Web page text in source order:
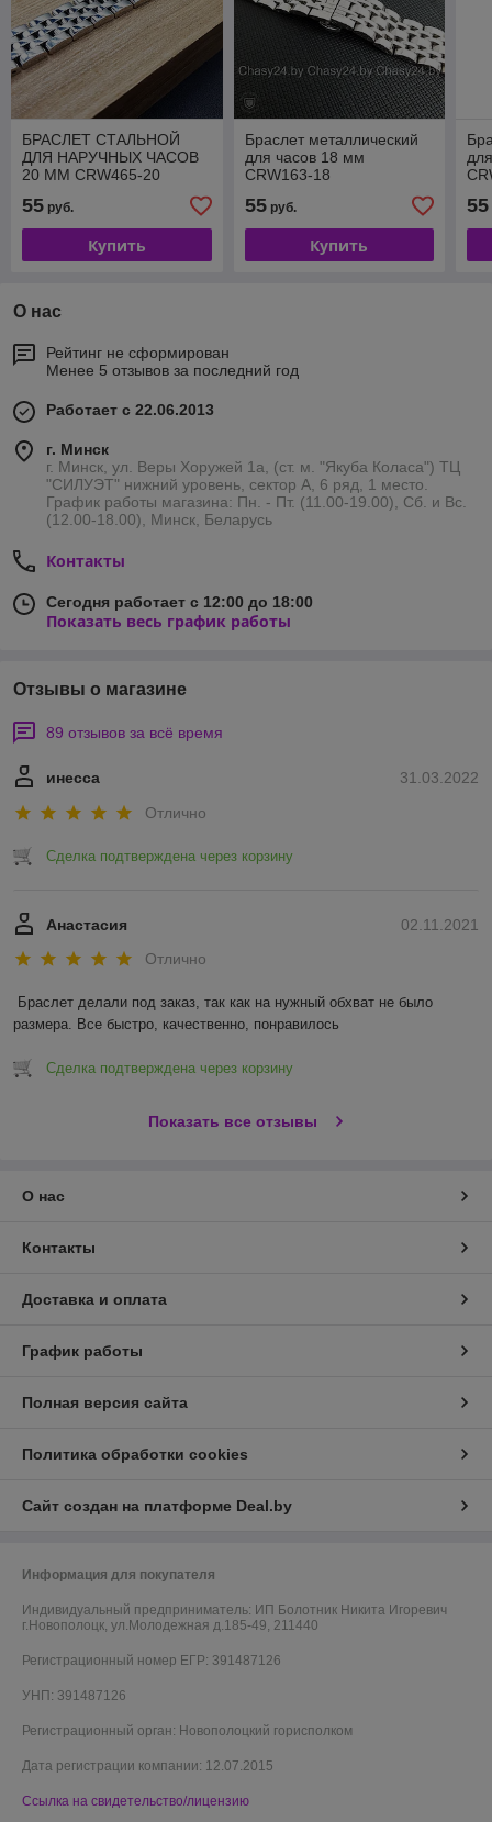
БРАСЛЕТ СТАЛЬНОЙ
ДЛЯ НАРУЧНЫХ ЧАСОВ
20 ММ CRW465-20
55 руб.
Купить
Браслет металлический
для часов 18 мм
CRW163-18
55руб.
Купить
55
О нас
Рейтинг не сформирован
Менее 5 отзывов за последний год
Работает с 22.06.2013
г. Минск
г. Минск, ул. Веры Хоружей 1а, (ст. м. "Якуба Коласа") ТЦ
"СИЛУЭТ" нижний уровень, сектор А, 6 ряд, 1 место.
График работы магазина: Пн. - Пт. (11.00-19.00), Сб. и Вс.
(12.00-18.00), Минск, Беларусь
Контакты
Сегодня работает с 12:00 до 18:00
Показать весь график работы
Отзывы о магазине
89 отзывов за всё время
31.03.2022
инесса
Отлично
Сделка подтверждена через корзину
02.11.2021
Анастасия
Отлично
Браслет делали под заказ, так как на нужный обхват не было
размера. Все быстро, качественно, понравилось
Сделка подтверждена через корзину
Показать все отзывы
О нас
Контакты
Доставка и оплата
График работы
Полная версия сайта
Политика обработки cookies
Сайт создан на платформе Deal.by
Информация для покупателя
Индивидуальный предприниматель: ИП Болотник Никита Игоревич
г.Новополоцк, ул.Молодежная д.185-49, 211440
Регистрационный номер ЕГР: 391487126
УНП: 391487126
Регистрационный орган: Новополоцкий горисполком
Дата регистрации компании: 12.07.2015
Ссылка на свидетельство/лицензию